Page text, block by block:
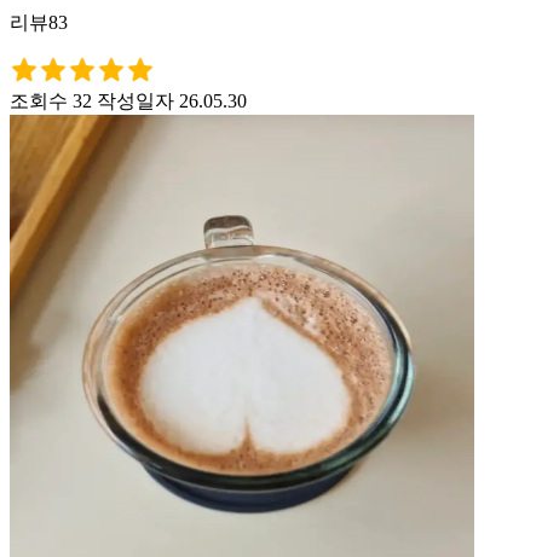
리뷰83
조회수 32 작성일자 26.05.30